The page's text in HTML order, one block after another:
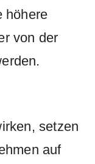
höhere
von der⁤
setzen⁣
auf⁣